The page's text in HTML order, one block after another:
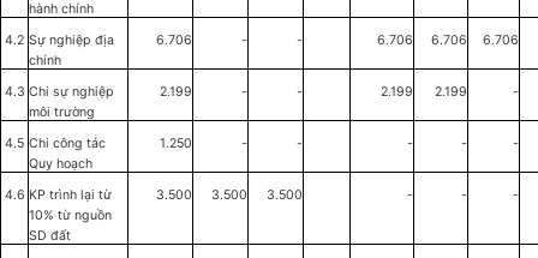
hành chính
4.2 Sự nghiệpđịa
chính
6.706 - - 6.706 6.706 6.706
4.3 Chi sự nghiệp
môi trường
2.199 - - 2.199 2.199 -
4.5 Chi công tác
Quy hoạch
1.250 - - - - -
4.6 KP trình lại từ
10% từ nguồn
SD đất
3.500 3.500 3.500 - - -